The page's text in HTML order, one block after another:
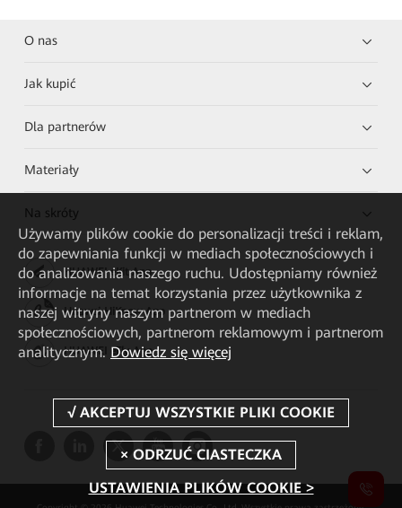
O nas
Jak kupić
Dla partnerów
Materiały
Na skróty
HUAWEI eKit App
Huawei HiKnow App
HUAWEI eFly App
Używamy plików cookie do personalizacji treści i reklam,
do zapewniania funkcji w mediach społecznościowych i
do analizowania naszego ruchu. Udostępniamy również
informacje na temat korzystania przez użytkownika z
naszej witryny naszym partnerom w mediach
społecznościowych, partnerom reklamowym i partnerom
analitycznym. Dowiedz się więcej
USTAWIENIA PLIKÓW COOKIE >